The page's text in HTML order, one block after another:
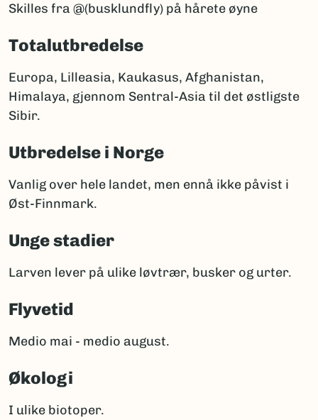
Skilles fra @(busklundfly) på hårete øyne
Totalutbredelse
Europa, Lilleasia, Kaukasus, Afghanistan,
Himalaya, gjennom Sentral-Asia til det østligste
Sibir.
Utbredelse i Norge
Vanlig over hele landet, men ennå ikke påvist i
Øst-Finnmark.
Unge stadier
Larven lever på ulike løvtrær, busker og urter.
Flyvetid
Medio mai - medio august.
Økologi
I ulike biotoper.